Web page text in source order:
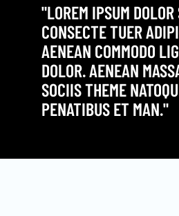
"LOREM IPSUM
CONSECTE TUER
AENEAN COMMODO
DOLOR. AENEAN
SOCIIS THEME
PENATIBUS ET MAN."